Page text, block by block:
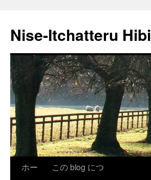
Nise-Itchatteru Hibi
ホー
この blog につ